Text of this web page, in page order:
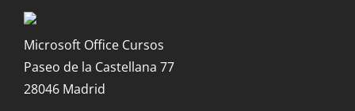
Microsoft Office Cursos
Paseo de la Castellana 77
28046 Madrid